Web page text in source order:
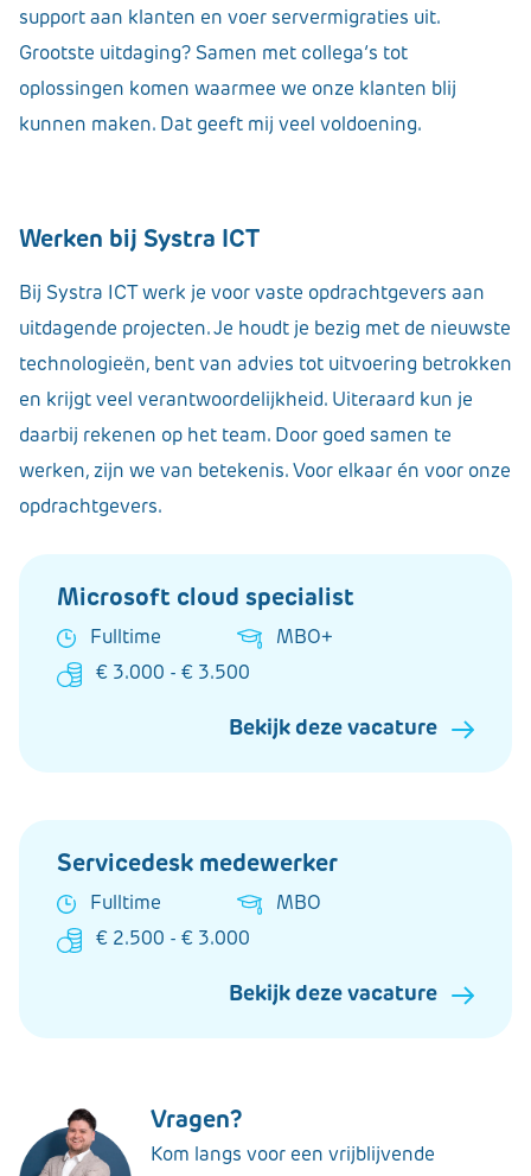
support aan klanten en voer servermigraties uit.
Grootste uitdaging? Samen met collega’s tot
oplossingen komen waarmee we onze klanten blij
kunnen maken. Dat geeft mij veel voldoening.
Werken bij Systra ICT
Bij Systra ICT werk je voor vaste opdrachtgevers aan
uitdagende projecten. Je houdt je bezig met de nieuwste
technologieën, bent van advies tot uitvoering betrokken
en krijgt veel verantwoordelijkheid. Uiteraard kun je
daarbij rekenen op het team. Door goed samen te
werken, zijn we van betekenis. Voor elkaar én voor onze
opdrachtgevers.
Microsoft cloud specialist
Fulltime
MBO+
€ 3.000 - € 3.500
Bekijk deze vacature
Servicedesk medewerker
Fulltime
MBO
€ 2.500 - € 3.000
Bekijk deze vacature
Vragen?
Kom langs voor een vrijblijvende